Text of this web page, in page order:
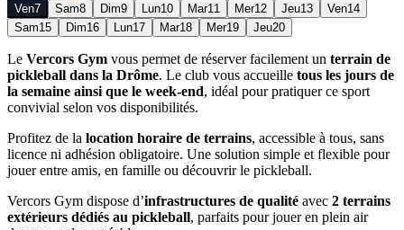
Ven7 Sam8 Dim9 Lun10 Mar11 Mer12 Jeu13 Ven14
Sam15 Dim16 Lun17 Mar18 Mer19 Jeu20
Le Vercors Gym vous permet de réserver facilement un terrain de
pickleball dans la Drôme. Le club vous accueille tous les jours de
la semaine ainsi que le week-end, idéal pour pratiquer ce sport
convivial selon vos disponibilités.
Profitez de la location horaire de terrains, accessible à tous, sans
licence ni adhésion obligatoire. Une solution simple et flexible pour
jouer entre amis, en famille ou découvrir le pickleball.
Vercors Gym dispose d’infrastructures de qualité avec 2 terrains
extérieurs dédiés au pickleball, parfaits pour jouer en plein air